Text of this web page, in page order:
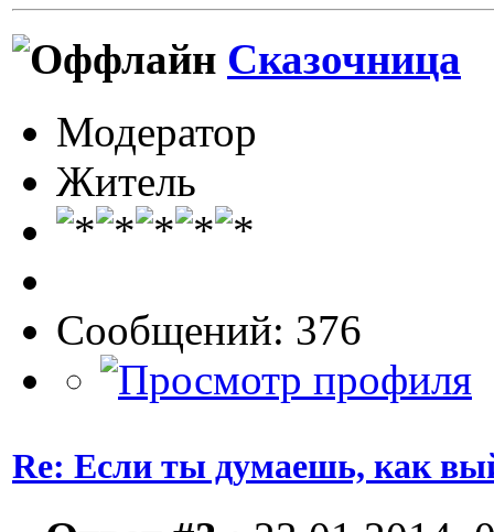
Сказочница
Модератор
Житель
Сообщений: 376
Re: Если ты думаешь, как